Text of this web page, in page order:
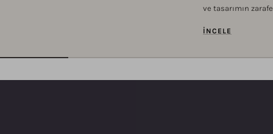
ve tasarımın
İNCELE